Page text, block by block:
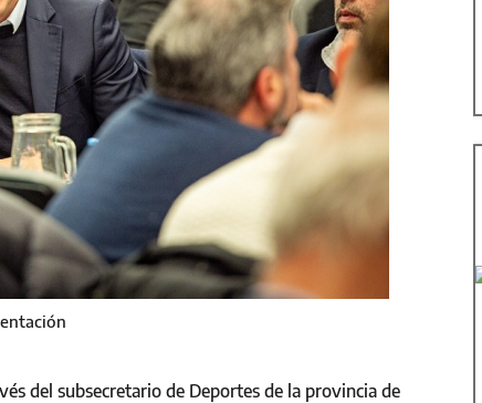
del subsecretario de Deportes de la provincia de